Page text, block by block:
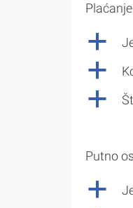
a
a
a
Putno
a